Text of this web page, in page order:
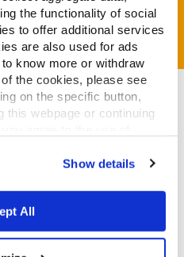
the functionality of social
to offer additional services
are also used for ads
know more or withdraw
the cookies, please see
on the specific button,
this webpage or continuing
Show details
All